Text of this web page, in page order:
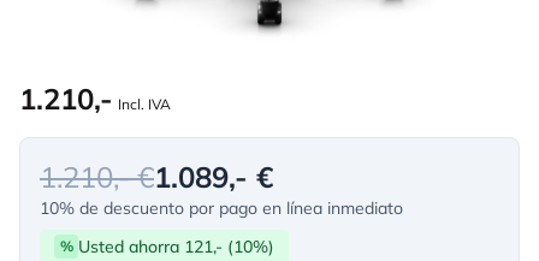
1.210,- Incl. IVA
1.210,- €1.089,- €
10% de descuento por pago en línea inmediato
% Usted ahorra 121,- (10%)